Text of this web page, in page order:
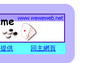
供 回主網頁